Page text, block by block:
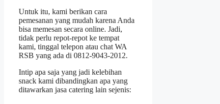
Untuk itu, kami berikan cara
pemesanan yang mudah karena Anda
bisa memesan secara online. Jadi,
tidak perlu repot-repot ke tempat
kami, tinggal telepon atau chat WA
RSB yang ada di 0812-9043-2012.
Intip apa saja yang jadi kelebihan
snack kami dibandingkan apa yang
ditawarkan jasa catering lain sejenis: